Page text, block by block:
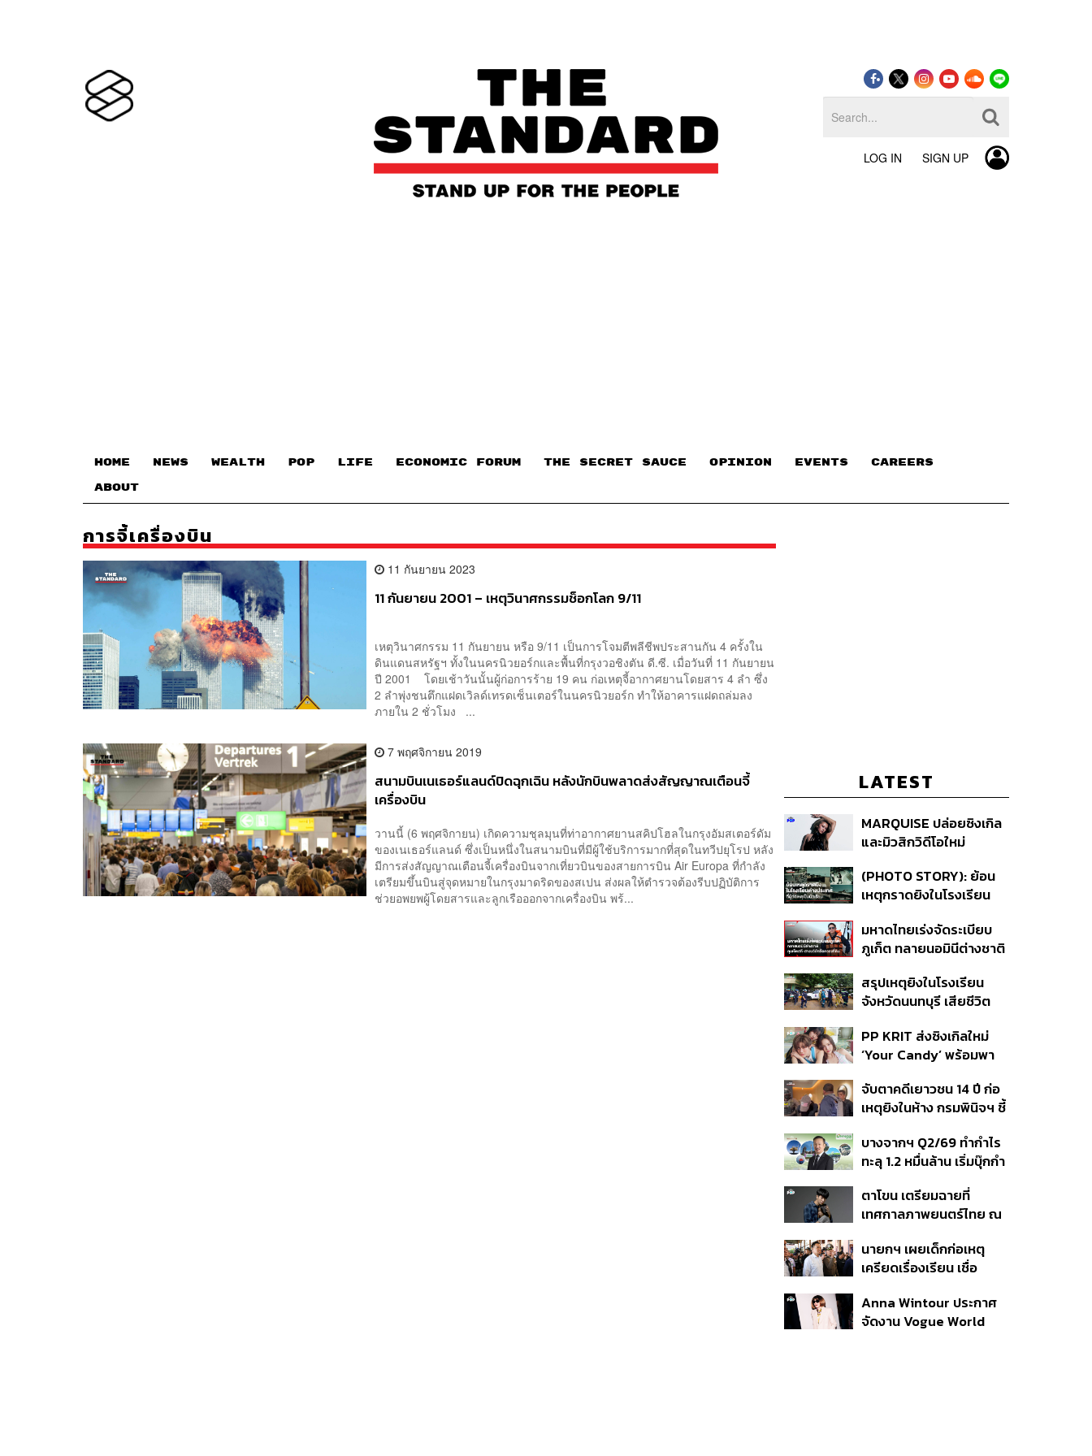
LOG IN SIGN UP
HOME NEWS WEALTH POP LIFE ECONOMIC FORUM THE SECRET SAUCE​ OPINION EVENTS CAREERS
ABOUT
การจี้เครื่องบิน
11 กันยายน 2023
11 กันยายน 2001 – เหตุวินาศกรรมช็อกโลก 9/11
เหตุวินาศกรรม 11 กันยายน หรือ 9/11 เป็นการโจมตีพลีชีพประสานกัน 4 ครั้งใน
ดินแดนสหรัฐฯ ทั้งในนครนิวยอร์กและพื้นที่กรุงวอชิงตัน ดี.ซี. เมื่อวันที่ 11 กันยายน
ปี 2001 โดยเช้าวันนั้นผู้ก่อการร้าย 19 คน ก่อเหตุจี้อากาศยานโดยสาร 4 ลำ ซึ่ง
2 ลำพุ่งชนตึกแฝดเวิลด์เทรดเซ็นเตอร์ในนครนิวยอร์ก ทำให้อาคารแฝดถล่มลง
ภายใน 2 ชั่วโมง ...
7 พฤศจิกายน 2019
สนามบินเนเธอร์แลนด์ปิดฉุกเฉิน หลังนักบินพลาดส่งสัญญาณเตือนจี้
เครื่องบิน
วานนี้ (6 พฤศจิกายน) เกิดความชุลมุนที่ท่าอากาศยานสคิปโฮลในกรุงอัมสเตอร์ดัม
ของเนเธอร์แลนด์ ซึ่งเป็นหนึ่งในสนามบินที่มีผู้ใช้บริการมากที่สุดในทวีปยุโรป หลัง
มีการส่งสัญญาณเตือนจี้เครื่องบินจากเที่ยวบินของสายการบิน Air Europa ที่กำลัง
เตรียมขึ้นบินสู่จุดหมายในกรุงมาดริดของสเปน ส่งผลให้ตำรวจต้องรีบปฏิบัติการ
ช่วยอพยพผู้โดยสารและลูกเรือออกจากเครื่องบิน พร้...
LATEST
MARQUISE ปล่อยซิงเกิล
และมิวสิกวิดีโอใหม่
สัมพันธ์สุด Toxic
(PHOTO STORY): ย้อน
เหตุกราดยิงในโรงเรียน
นักเรียน
มหาดไทยเร่งจัดระเบียบ
ภูเก็ต ทลายนอมินีต่างชาติ
ที่ดิน เคลียร์ใบอนุญาต
โรงแรมค้าง 7 ปี
สรุปเหตุยิงในโรงเรียน
จังหวัดนนทบุรี เสียชีวิต
ปมค้นประวัติคดีกราดยิงที่
สหรัฐฯ
PP KRIT ส่งซิงเกิลใหม่
‘Your Candy’ พร้อมพา
สิกวิดีโอ
จับตาคดีเยาวชน 14 ปี ก่อ
เหตุยิงในห้าง กรมพินิจฯ ชี้
เนื่อง ประเมินปล่อยตัว
บางจากฯ Q2/69 ทำกำไร
ทะลุ 1.2 หมื่นล้าน เริ่มบุ๊กกำ
แรก หนุนรายได้ครึ่งปีทะลุ
3.2 แสนล้าน
ตาโขน เตรียมฉายที่
เทศกาลภาพยนตร์ไทย ณ
นายกฯ เผยเด็กก่อเหตุ
เครียดเรื่องเรียน เชื่อ
กระสุนอีกกว่า 30 นัด หาก
ไม่จบชีวิตตัวเองอาจสูญ
Anna Wintour ประกาศ
จัดงาน Vogue World